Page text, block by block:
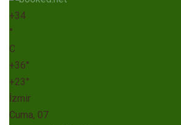
+34
°
C
+36°
+23°
İzmir
Cuma, 07